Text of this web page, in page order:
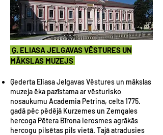
Ģ. ELIASA JELGAVAS VĒSTURES UN
MĀKSLAS MUZEJS
Ģederta Eliasa Jelgavas Vēstures un mākslas
muzeja ēka pazīstama ar vēsturisko
nosaukumu Academia Petrina, celta 1775.
gadā pēc pēdējā Kurzemes un Zemgales
hercoga Pētera Bīrona ierosmes agrākās
hercogu pilsētas pils vietā. Tajā atradusies